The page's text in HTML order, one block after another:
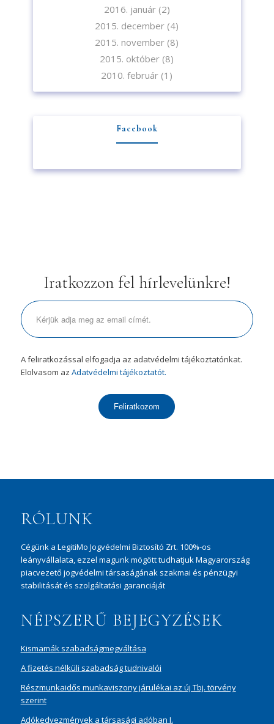
2016. január(2)
2015. december (4)
2015. november (8)
2015. október (8)
2010. február (1)
Facebook
Iratkozzon fel hírlevelünkre!
A feliratkozással elfogadja az adatvédelmi tájékoztatónkat.
Elolvasom az Adatvédelmi tájékoztatót.
Feliratkozom
RÓLUNK
Cégünk a LegitiMo Jogvédelmi Biztosító Zrt. 100%-os
leányvállalata, ezzel magunk mögött tudhatjuk Magyarország
piacvezető jogvédelmi társaságának szakmai és pénzügyi
stabilitását és szolgáltatási garanciáját
NÉPSZERŰ BEJEGYZÉSEK
Kismamák szabadságmegváltása
A fizetés nélküli szabadság tudnivalói
Részmunkaidős munkaviszony járulékai az új Tbj. törvény
szerint
Adókedvezmények a társasági adóban I.